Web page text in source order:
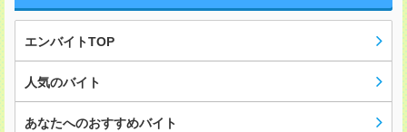
エンバイトTOP
人気のバイト
あなたへのおすすめバイト